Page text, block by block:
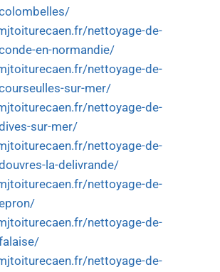
nettoyage-de-
en-normandie/
nettoyage-de-
sur-mer/
nettoyage-de-
sur-mer/
nettoyage-de-
la-delivrande/
nettoyage-de-
nettoyage-de-
nettoyage-de-